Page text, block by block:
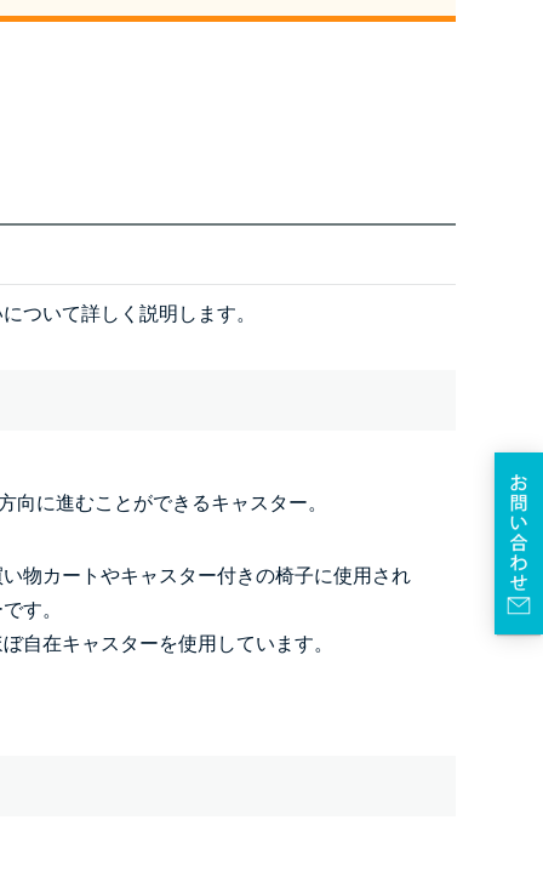
ついて詳しく説明します。
向に進むことができるキャスター。
物カートやキャスター付きの椅子に使用され
す。
自在キャスターを使用しています。